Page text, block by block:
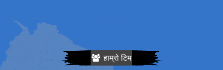
हाम्रो टिम